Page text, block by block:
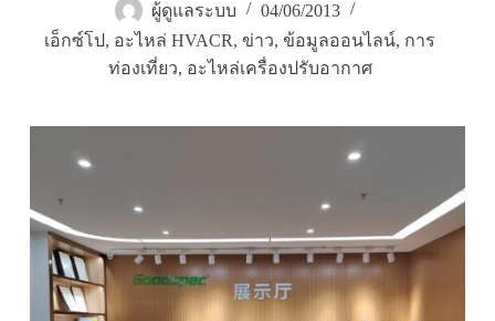
ผู้ดูแลระบบ
04/06/2013
เอ็กซ์โป, อะไหล่ HVACR,ข่าว,ข้อมูลออนไลน์, การ
ท่องเที่ยว, อะไหล่เครื่องปรับอากาศ